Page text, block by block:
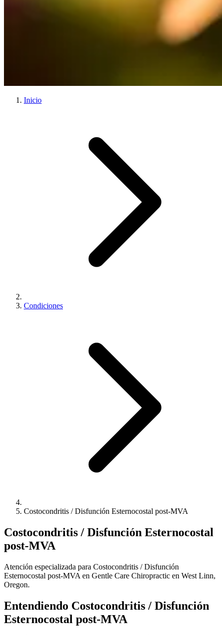
Inicio
Condiciones
Costocondritis / Disfunción Esternocostal post-MVA
Costocondritis / Disfunción Esternocostal
post-MVA
Atención especializada para Costocondritis / Disfunción
Esternocostal post-MVA en Gentle Care Chiropractic en West Linn,
Oregon.
Entendiendo Costocondritis / Disfunción
Esternocostal post-MVA